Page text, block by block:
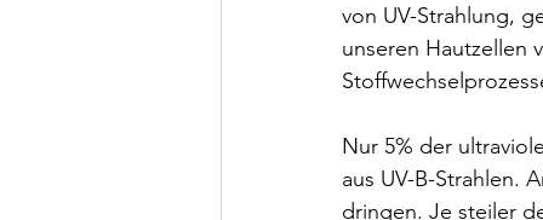
von UV-Strahlung,
unseren Hautzellen
Nur 5% der
aus UV-B-Strahlen.
dringen. Je steiler